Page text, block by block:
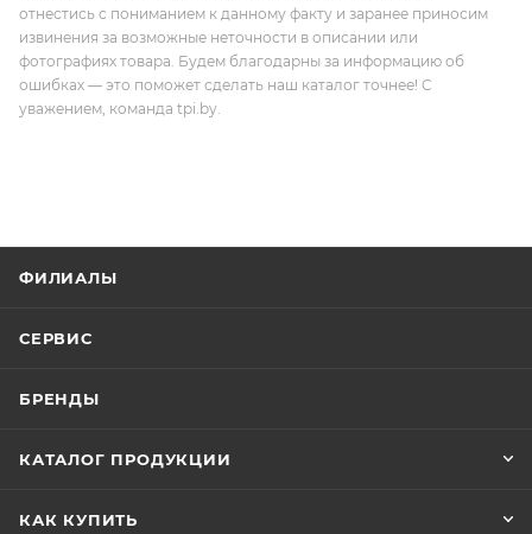
отнестись с пониманием к данному факту и заранее приносим
извинения за возможные неточности в описании или
фотографиях товара. Будем благодарны за информацию об
ошибках — это поможет сделать наш каталог точнее! С
уважением, команда tpi.by.
ФИЛИАЛЫ
СЕРВИС
БРЕНДЫ
КАТАЛОГ ПРОДУКЦИИ
КАК КУПИТЬ